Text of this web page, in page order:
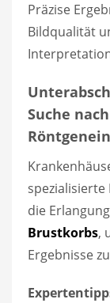
Präzise
Bildqualität
Suche
die
Brustkorbs,
Ergebnisse